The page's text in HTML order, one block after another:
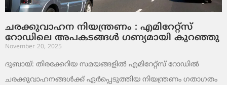
ചരക്കുവാഹന നിയന്ത്രണം : എമിറേറ്റ്സ്
റോഡിലെ അപകടങ്ങൾ ഗണ്യമായി കുറഞ്ഞു
November 20, 2025
ദുബായ്: തിരക്കേറിയ സമയങ്ങളിൽ എമിറേറ്റ്സ് റോഡിൽ
ചരക്കുവാഹനങ്ങൾക്ക് ഏർപ്പെടുത്തിയ നിയന്ത്രണം ഗതാഗതം